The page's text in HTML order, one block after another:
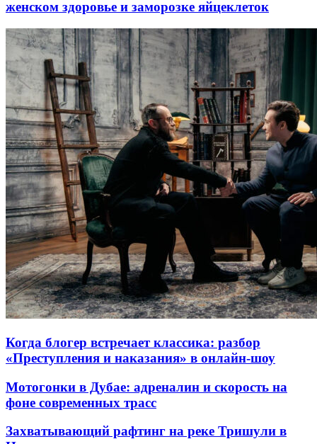
женском здоровье и заморозке яйцеклеток
Когда блогер встречает классика: разбор
«Преступления и наказания» в онлайн-шоу
Мотогонки в Дубае: адреналин и скорость на
фоне современных трасс
Захватывающий рафтинг на реке Тришули в